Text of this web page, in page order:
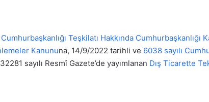
Cumhurbaşkanlığı Teşkilatı Hakkında Cumhurbaşkanlığı
Kanununa, 14/9/2022 tarihli ve 6038 sayılı
sayılı Resmî Gazete’de yayımlanan Dış Ticarette